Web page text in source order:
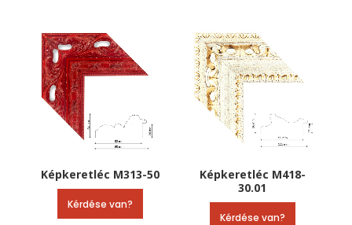
Képkeretléc M313-50
Kérdése van?
Képkeretléc M418-
30.01
Kérdése van?